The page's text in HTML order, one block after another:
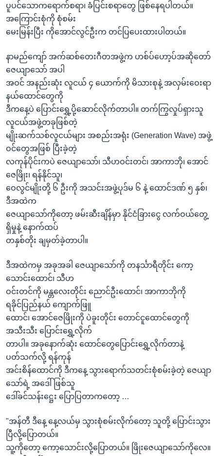
နေရာ
သို့
ကျော်
ပူပင်သောကရောက်စရာ၊ ခံပြင်းစရာတွေ ဖြစ်နေရပါတယ်။
အကြောင်းစုံကို စုံစမ်း
မေးမြန်းပြီး ကိုအောင်လွင်ဦးက တင်ပြပေးထားပါတယ်။
နာမည်ကျော် အက်ဆစ်တေးဂီတအဖွဲ့က ဟစ်ပ်ဟော့ပ်အဆိုတော်
ဇေယျာသော် အပါ
အဝင် အနည်းဆုံး လူငယ် ၄ ယောက်ကို မိသားစုနဲ့ အလှမ်းဝေးရာ
နယ်ထောင်တွေကို
ဒီကနေ့ပဲ ပြောင်းရွှေ့ပို့ဆောင်လိုက်တာပါ။ တက်ကြွလှုပ်ရှားသူ
လူငယ်အဖွဲ့တခုဖြစ်တဲ့
မျိုးဆက်သစ်လူငယ်များ အစည်းအရုံး (Generation Wave) အဖွဲ့
ဝင်တွေအဖြစ် ပြီးခဲ့တဲ့
လကုန်ပိုင်းကပဲ ဇေယျာသော်၊ သီဟဝင်းတင်၊ အာကာဘို၊ အောင်
ဇေဖြိုး၊ ရန်နိုင်သူ၊
ဝေလွင်မျိုးတို့ ၆ ဦးကို အသင်းအဖွဲ့ပုဒ်မ ၆ နဲ့ ထောင်ဒဏ် ၅ နှစ်၊
ဒီအထဲက
ဇေယျာသော်ကိုတော့ ဖမ်းဆီးချိန်မှာ နိုင်ငံခြားငွေ လက်ဝယ်တွေ့
ရှိမှုနဲ့ နောက်ထပ်
တနှစ်တိုး ချမှတ်ခဲ့တာပါ။
ဒီအထဲကမှ အခုအခါ ဇေယျာသော်ကို တနင်္သာရီတိုင်း ကော့
သောင်းထောင်၊ သီဟ
ဝင်းတင်ကို မန္တလေးတိုင်း ညောင်ဦးထောင်၊ အာကာဘိုကို
ရခိုင်ပြည်နယ် ကျောက်ဖြူ
ထောင်၊ အောင်ဇေဖြိုးကို ပဲခူးတိုင်း တောင်ငူထောင်တွေကို
အသီးသီး ပြောင်းရွှေ့လိုက်
တာပါ။ အခုနောက်ဆုံး ထောင်တွေပြောင်းရွှေ့လိုက်တာနဲ့
ပတ်သက်လို့ ရန်ကုန်
အင်းစိန်ထောင်ကို ဒီကနေ့ သွားရောက်သတင်းစုံစမ်းခဲ့တဲ့ ဇေယျာ
သော်ရဲ့ အဒေါ်ဖြစ်သူ
ဒေါ်ခင်သန်းဋ္ဌေး ပြောပြတာကတော့ …
"အန်တီ ဒီနေ့ နေ့လယ်မှ သွားစုံစမ်းလိုက်တော့ သူတို့ ပြောင်းသွား
ပြီလို့ပြောတယ်။
သူ့ကိုတော့ ကော့သောင်းလို့ပြောတယ်။ ဖြိုးဇေယျာသော်ကိုလေ။